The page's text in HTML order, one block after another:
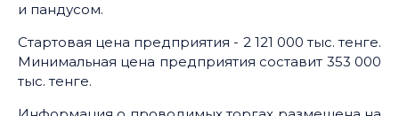
и пандусом.
Стартовая цена предприятия - 2 121 000 тыс. тенге.
Минимальная цена предприятия составит 353 000
тыс. тенге.